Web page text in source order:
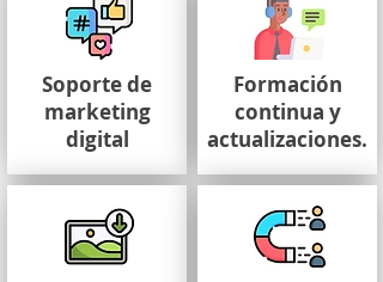
Soporte de
marketing
digital
Formación
continua y
actualizaciones.